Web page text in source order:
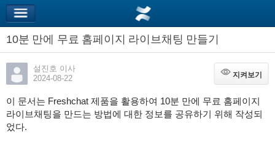
10분 만에 무료 홈페이지 라이브채팅 만들기
설진호 이사
2024-08-22
지켜보기
지켜보기
이 문서는 Freshchat 제품을 활용하여 10분 만에 무료 홈페이지
라이브채팅을 만드는 방법에 대한 정보를 공유하기 위해 작성되
었다.